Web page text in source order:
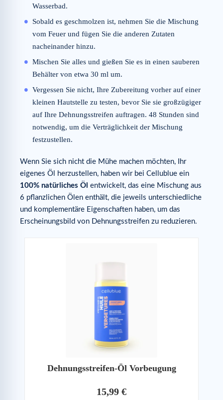
Wasserbad.
Sobald es geschmolzen ist, nehmen Sie die Mischung
vom Feuer und fügen Sie die anderen Zutaten
nacheinander hinzu.
Mischen Sie alles und gießen Sie es in einen sauberen
Behälter von etwa 30 ml um.
Vergessen Sie nicht, Ihre Zubereitung vorher auf einer
kleinen Hautstelle zu testen, bevor Sie sie großzügiger
auf Ihre Dehnungsstreifen auftragen. 48 Stunden sind
notwendig, um die Verträglichkeit der Mischung
festzustellen.
Wenn Sie sich nicht die Mühe machen möchten, Ihr
eigenes Öl herzustellen, haben wir bei Cellublue ein
100% natürliches Öl entwickelt, das eine Mischung aus
6 pflanzlichen Ölen enthält, die jeweils unterschiedliche
und komplementäre Eigenschaften haben, um das
Erscheinungsbild von Dehnungsstreifen zu reduzieren.
Dehnungsstreifen-Öl Vorbeugung
15,99 €